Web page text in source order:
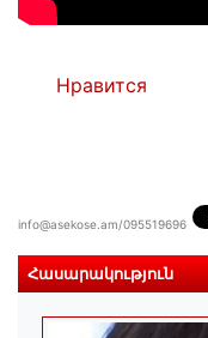
Нравится
info@asekose.am/095519696
Հասարակություն